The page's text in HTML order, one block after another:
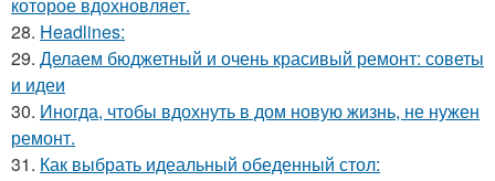
которое вдохновляет.
28. Headlines:
29. Делаем бюджетный и очень красивый ремонт: советы
и идеи
30. Иногда, чтобы вдохнуть в дом новую жизнь, не нужен
ремонт.
31. Как выбрать идеальный обеденный стол: